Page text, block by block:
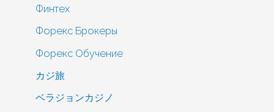
Финтех
Форекс Брокеры
Форекс Обучение
カジ旅
ベラジョンカジノ